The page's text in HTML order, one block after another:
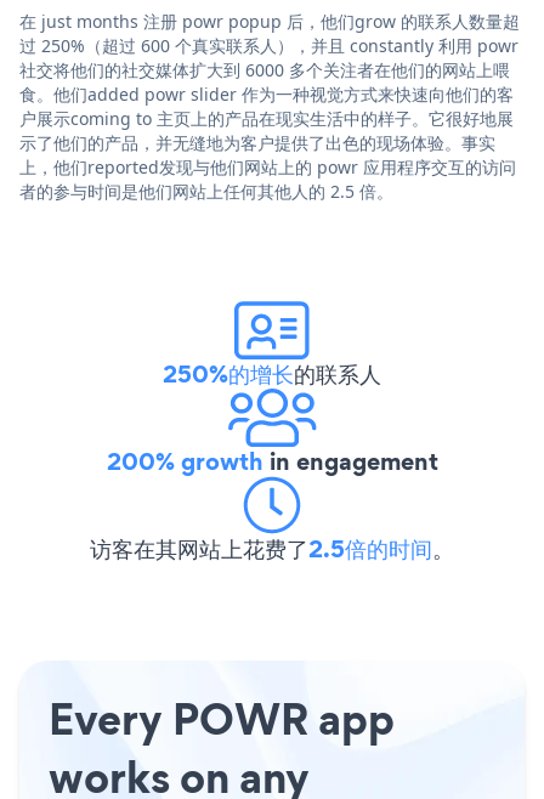
在 just months 注册 powr popup 后，他们grow 的联系人数量超
过 250%（超过 600 个真实联系人），并且 constantly 利用 powr
社交将他们的社交媒体扩大到 6000 多个关注者在他们的网站上喂
食。他们added powr slider 作为一种视觉方式来快速向他们的客
户展示coming to 主页上的产品在现实生活中的样子。它很好地展
示了他们的产品，并无缝地为客户提供了出色的现场体验。事实
上，他们reported发现与他们网站上的 powr 应用程序交互的访问
者的参与时间是他们网站上任何其他人的 2.5 倍。
250%的增长的联系人
200% growth in engagement
访客在其网站上花费了2.5倍的时间。
Every POWR app
works on any